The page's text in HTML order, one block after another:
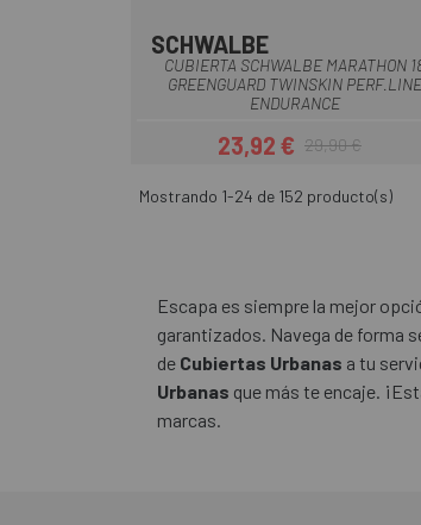
SCHWALBE
CUBIERTA SCHWALBE MARATHON
GREENGUARD TWINSKIN PERF.LINE
ENDURANCE
Precio
23,92 €Precio regular
29,90 €
Mostrando 1-24 de 152 producto(s)
Escapa es siempre la mejor
garantizados. Navega de forma
de Cubiertas Urbanas a tu
Urbanas que más te encaje.
marcas.